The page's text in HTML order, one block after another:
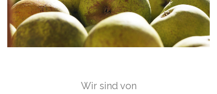
Wir sind von